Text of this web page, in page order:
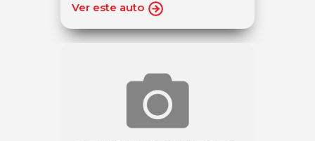
Ver este auto